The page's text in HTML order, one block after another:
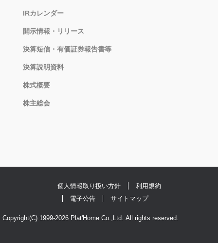
IRカレンダー
開示情報・リリース
決算短信・有価証券報告書等
決算説明資料
株式概要
株主総会
Copyright(C) 1999-2026 Plat'Home Co.,Ltd. All rights reserved.
個人情報取り扱い方針
利用規約
電子公告
サイトマップ